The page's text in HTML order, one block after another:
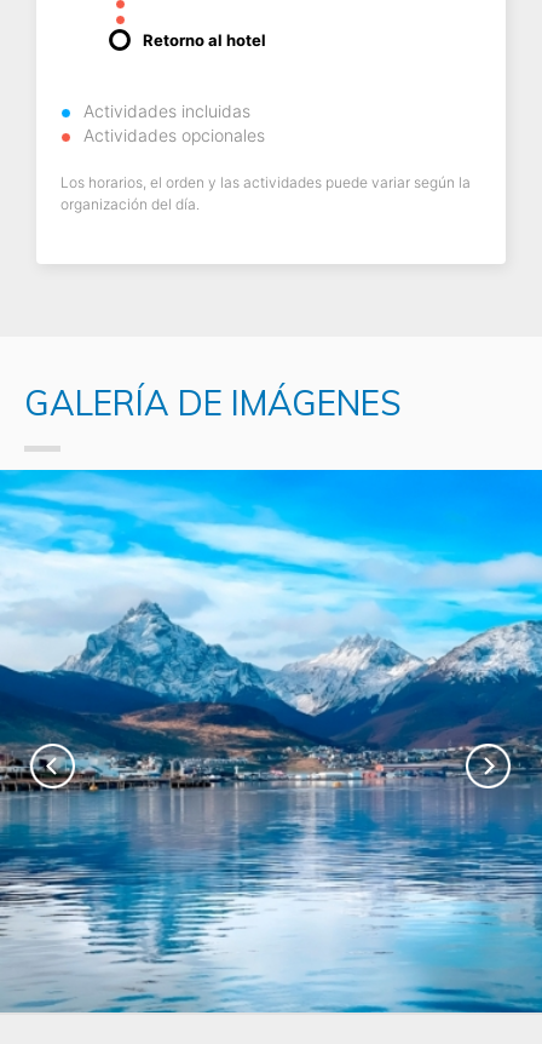
Retorno al hotel
Actividades incluidas
Actividades opcionales
Los horarios, el orden y las actividades puede variar según la
organización del día.
GALERÍA DE IMÁGENES